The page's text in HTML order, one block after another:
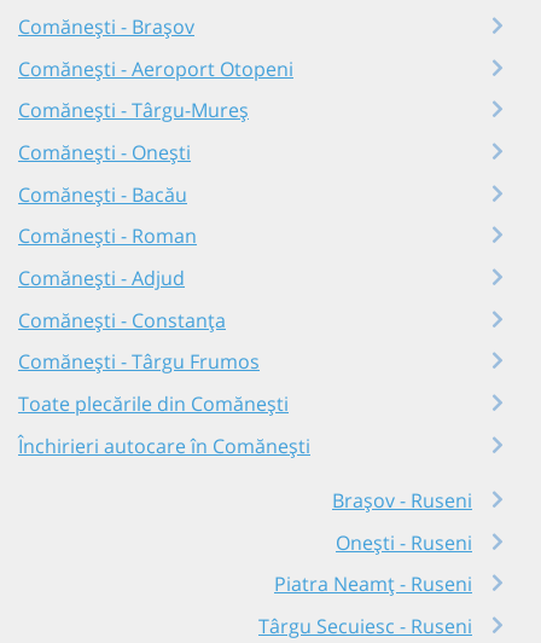
Comănești - Brașov
Comănești - Aeroport Otopeni
Comănești - Târgu-Mureș
Comănești - Onești
Comănești - Bacău
Comănești - Roman
Comănești - Adjud
Comănești - Constanța
Comănești - Târgu Frumos
Toate plecările din Comănești
Închirieri autocare în Comănești
Brașov - Ruseni
Onești - Ruseni
Piatra Neamț - Ruseni
Târgu Secuiesc - Ruseni